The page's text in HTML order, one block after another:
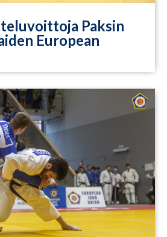
Paksin
European